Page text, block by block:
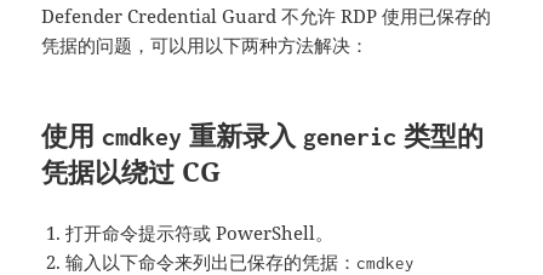
Defender Credential Guard 不允许 RDP 使用已保存的
凭据的问题，可以用以下两种方法解决：
使用 cmdkey 重新录入 generic 类型的
凭据以绕过 CG
打开命令提示符或 PowerShell。
输入以下命令来列出已保存的凭据： cmdkey